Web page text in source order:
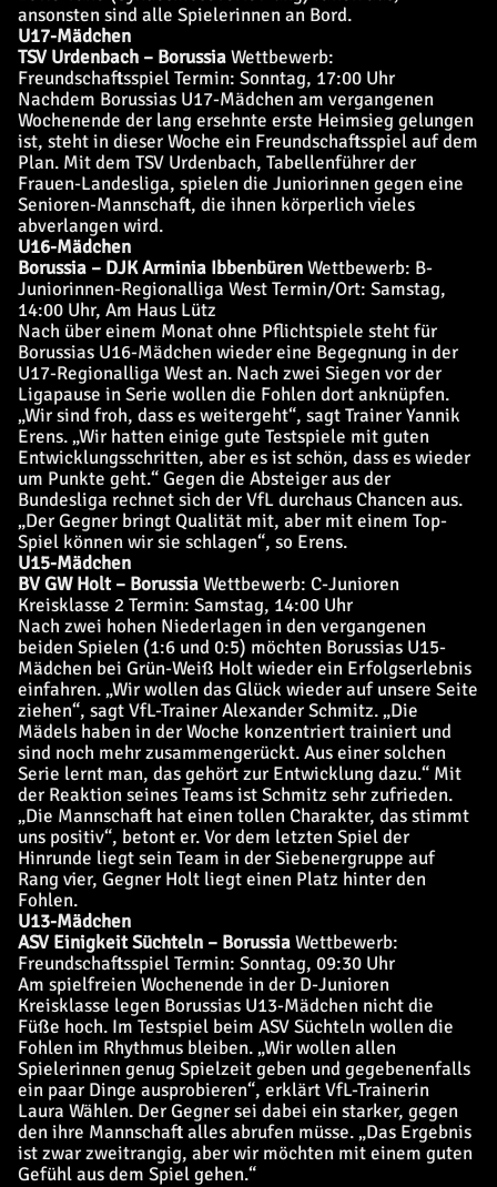
ansonsten sind alle Spielerinnen an Bord.
U17-Mädchen
TSV Urdenbach – BorussiaWettbewerb:
FreundschaftsspielTermin: Sonntag, 17:00 Uhr
Nachdem Borussias U17-Mädchen am vergangenen
Wochenende der lang ersehnte erste Heimsieg gelungen
ist, steht in dieser Woche ein Freundschaftsspiel auf dem
Plan. Mit dem TSV Urdenbach, Tabellenführer der
Frauen-Landesliga, spielen die Juniorinnen gegen eine
Senioren-Mannschaft, die ihnen körperlich vieles
abverlangen wird.
U16-Mädchen
Borussia – DJK Arminia IbbenbürenWettbewerb: B-
Juniorinnen-Regionalliga WestTermin/Ort: Samstag,
14:00 Uhr, Am Haus Lütz
Nach über einem Monat ohne Pflichtspiele steht für
Borussias U16-Mädchen wieder eine Begegnung in der
U17-Regionalliga West an. Nach zwei Siegen vor der
Ligapause in Serie wollen die Fohlen dort anknüpfen.
„Wir sind froh, dass es weitergeht“, sagt Trainer Yannik
Erens. „Wir hatten einige gute Testspiele mit guten
Entwicklungsschritten, aber es ist schön, dass es wieder
um Punkte geht.“ Gegen die Absteiger aus der
Bundesliga rechnet sich der VfL durchaus Chancen aus.
„Der Gegner bringt Qualität mit, aber mit einem Top-
Spiel können wir sie schlagen“, so Erens.
U15-Mädchen
BV GW Holt – BorussiaWettbewerb: C-Junioren
Kreisklasse 2 Termin: Samstag, 14:00 Uhr
Nach zwei hohen Niederlagen in den vergangenen
beiden Spielen (1:6 und 0:5) möchten Borussias U15-
Mädchen bei Grün-Weiß Holt wieder ein Erfolgserlebnis
einfahren. „Wir wollen das Glück wieder auf unsere Seite
ziehen“, sagt VfL-Trainer Alexander Schmitz. „Die
Mädels haben in der Woche konzentriert trainiert und
sind noch mehr zusammengerückt. Aus einer solchen
Serie lernt man, das gehört zur Entwicklung dazu.“ Mit
der Reaktion seines Teams ist Schmitz sehr zufrieden.
„Die Mannschaft hat einen tollen Charakter, das stimmt
uns positiv“, betont er. Vor dem letzten Spiel der
Hinrunde liegt sein Team in der Siebenergruppe auf
Rang vier, Gegner Holt liegt einen Platz hinter den
Fohlen.
U13-Mädchen
ASV Einigkeit Süchteln – BorussiaWettbewerb:
FreundschaftsspielTermin: Sonntag, 09:30 Uhr
Am spielfreien Wochenende in der D-Junioren
Kreisklasse legen Borussias U13-Mädchen nicht die
Füße hoch. Im Testspiel beim ASV Süchteln wollen die
Fohlen im Rhythmus bleiben. „Wir wollen allen
Spielerinnen genug Spielzeit geben und gegebenenfalls
ein paar Dinge ausprobieren“, erklärt VfL-Trainerin
Laura Wählen. Der Gegner sei dabei ein starker, gegen
den ihre Mannschaft alles abrufen müsse. „Das Ergebnis
ist zwar zweitrangig, aber wir möchten mit einem guten
Gefühl aus dem Spiel gehen.“